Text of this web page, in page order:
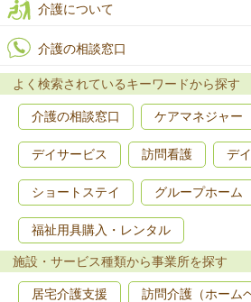
介護について
介護の相談窓口
よく検索されているキーワードから探す
介護の相談窓口 ケアマネジャー
デイサービス 訪問看護 デ
ショートステイ グループホーム
福祉用具購入・レンタル
施設・サービス種類から事業所を探す
居宅介護支援 訪問介護（ホーム